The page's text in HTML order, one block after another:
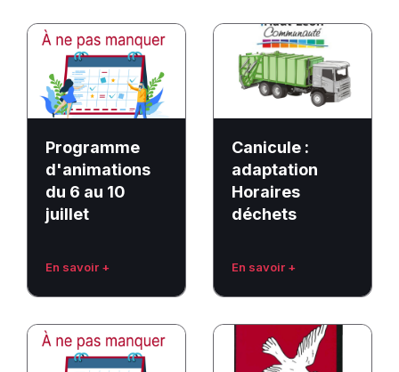
Programme
d'animations
au
juillet
Programme
d'animations
du 6 au 10
juillet
En savoir +
Canicule
adaptation
Horaires
déchets
Canicule :
adaptation
Horaires
déchets
En savoir +
Candidature
groupe
Argent